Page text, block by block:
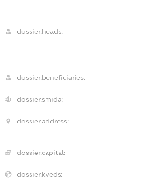
dossier.heads:
dossier.beneficiaries:
dossier.smida:
dossier.address:
dossier.capital:
dossier.kveds: